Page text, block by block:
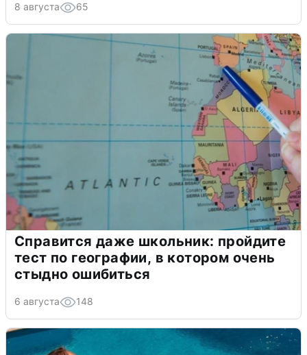
8 августа 65
Справится даже школьник: пройдите
тест по географии, в котором очень
стыдно ошибиться
6 августа 148